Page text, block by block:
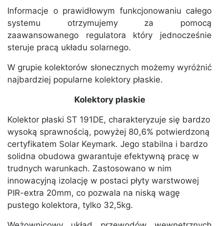
Informacje o prawidłowym funkcjonowaniu całego
systemu otrzymujemy za pomocą
zaawansowanego regulatora który jednocześnie
steruje pracą układu solarnego.
W grupie kolektorów słonecznych możemy wyróżnić
najbardziej popularne kolektory płaskie.
Kolektory płaskie
Kolektor płaski ST 191DE, charakteryzuje się bardzo
wysoką sprawnością, powyżej 80,6% potwierdzoną
certyfikatem Solar Keymark. Jego stabilna i bardzo
solidna obudowa gwarantuje efektywną pracę w
trudnych warunkach. Zastosowano w nim
innowacyjną izolację w postaci płyty warstwowej
PIR-extra 20mm, co pozwala na niską wagę
pustego kolektora, tylko 32,5kg.